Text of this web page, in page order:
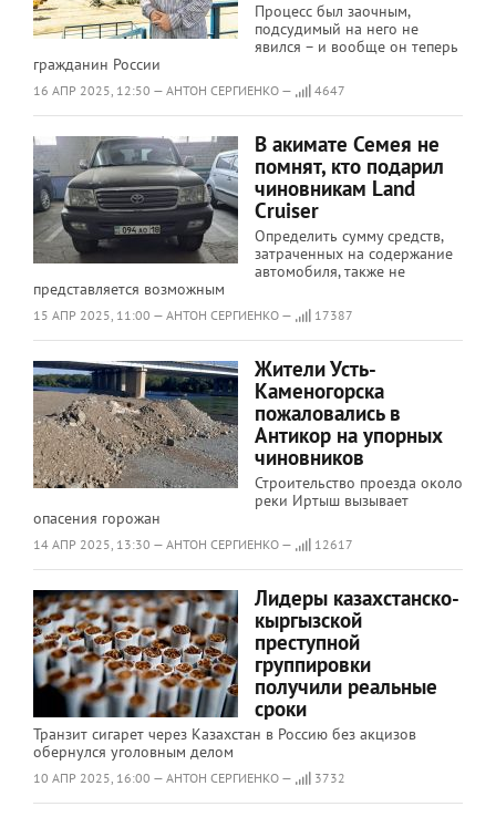
Процесс был заочным,
подсудимый на него не
явился – и вообще он теперь
гражданин России
16 АПР 2025, 12:50 — АНТОН СЕРГИЕНКО — 4647
В акимате Семея не
помнят, кто подарил
чиновникам Land
Cruiser
Определить сумму средств,
затраченных на содержание
автомобиля, также не
представляется возможным
15 АПР 2025, 11:00 — АНТОН СЕРГИЕНКО — 17387
Жители Усть-
Каменогорска
пожаловались в
Антикор на упорных
чиновников
Строительство проезда около
реки Иртыш вызывает
опасения горожан
14 АПР 2025, 13:30 — АНТОН СЕРГИЕНКО — 12617
Лидеры казахстанско-
кыргызской
преступной
группировки
получили реальные
сроки
Транзит сигарет через Казахстан в Россию без акцизов
обернулся уголовным делом
10 АПР 2025, 16:00 — АНТОН СЕРГИЕНКО — 3732